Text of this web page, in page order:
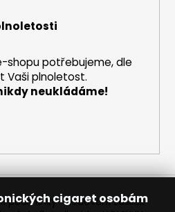
cigaret osobám
shopu potřebujeme, dle
Vaši plnoletost.
neukládáme!
podmínky Sledování zásilek